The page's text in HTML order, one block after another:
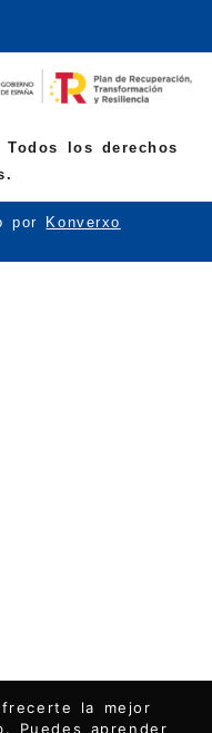
los derechos
por Konverxo
la mejor
Puedes aprender